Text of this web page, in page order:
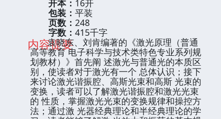
开本： 16开
包装： 平装
页数： 248
字数： 415千字
内容提要
袁晓东、刘肯编著的《激光原理（普通
高等教育 电子科学与技术类特色专业系列规
划教材）》首先阐 述激光与普通光的本质区
别，使读者对于激光有一个 总体认识；接下
来讨论激光谐振腔、高斯光束和高斯 光束的
变换，读者可以了解激光谐振腔和激光光束
的 性质，掌握激光光束的变换规律和操控方
法；通过激 光器经典理论和半经典理论的学